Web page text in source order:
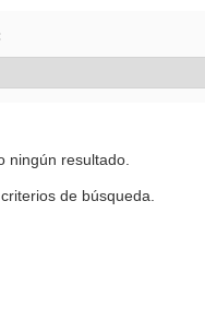
ningún resultado.
de búsqueda.